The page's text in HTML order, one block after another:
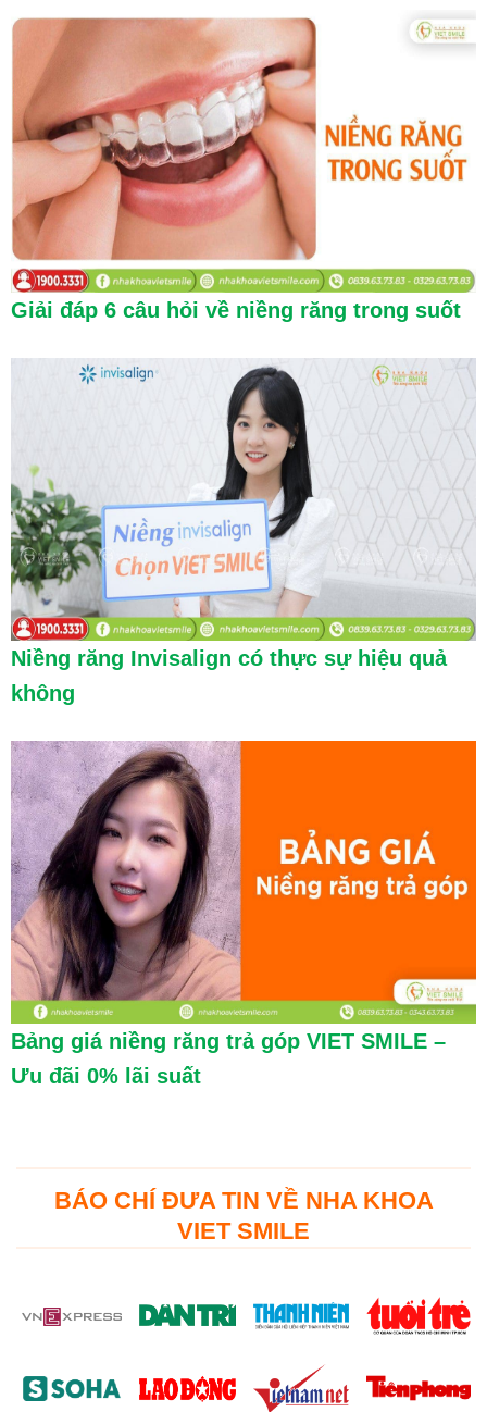
Giải đáp 6 câu hỏi về niềng răng trong suốt
Niềng răng Invisalign có thực sự hiệu quả
không
Bảng giá niềng răng trả góp VIET SMILE –
Ưu đãi 0% lãi suất
BÁO CHÍ ĐƯA TIN VỀ NHA KHOA
VIET SMILE